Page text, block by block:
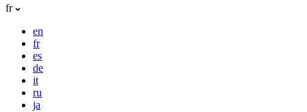
fr
en
fr
es
de
it
ru
ja